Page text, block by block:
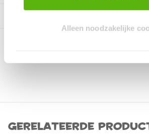
Alleen noodzakelijke
Gerelateerde